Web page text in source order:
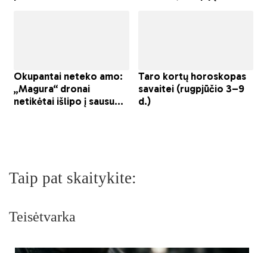
Taip pat skaitykite:
Teisėtvarka